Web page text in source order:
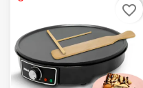
favorite_border